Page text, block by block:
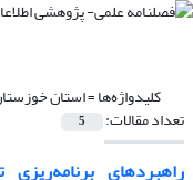
کلیدواژه‌ها =استان
تعداد مقالات: 5
راهبردهای